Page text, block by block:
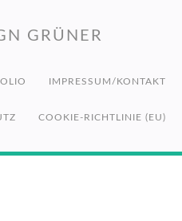
GRÜNER
IMPRESSUM/KONTAKT
COOKIE-RICHTLINIE (EU)